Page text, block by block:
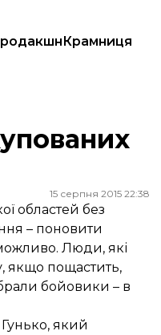
Крамниця
15 серпня 2015 22:38
областей без
– поновити
Люди, які
якщо пощастить,
бойовики – в
який